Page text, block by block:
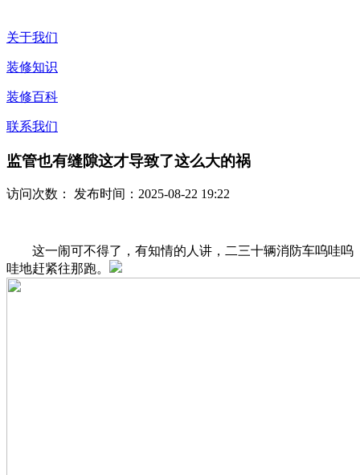
关于我们
装修知识
装修百科
联系我们
监管也有缝隙这才导致了这么大的祸
访问次数： 发布时间：2025-08-22 19:22
这一闹可不得了，有知情的人讲，二三十辆消防车呜哇呜
哇地赶紧往那跑。